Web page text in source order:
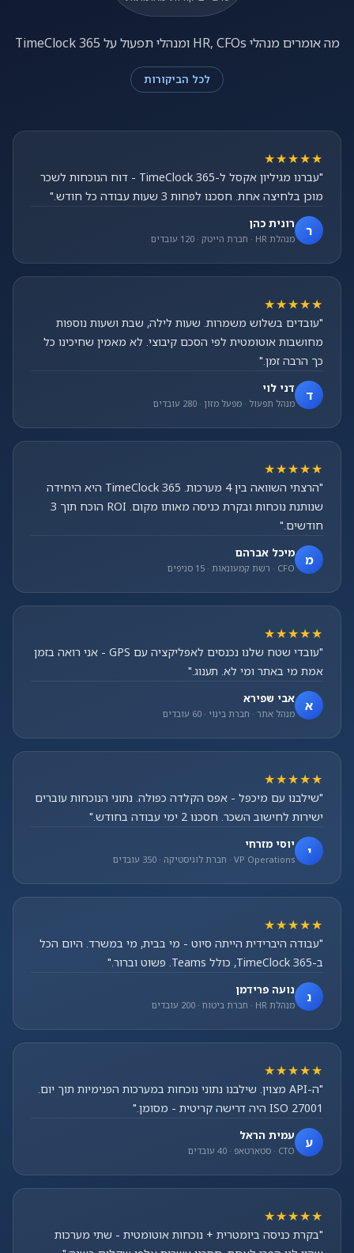
מה אומרים מנהלי HR, CFOs ומנהלי תפעול על TimeClock 365
לכל הביקורות
★★★★★
"עברנו מגיליון אקסל ל-TimeClock 365 - דוח הנוכחות לשכר
מוכן בלחיצה אחת. חסכנו לפחות 3 שעות עבודה כל חודש."
ר רונית כהן
מנהלת HR · חברת הייטק · 120 עובדים
★★★★★
"עובדים בשלוש משמרות. שעות לילה, שבת ושעות נוספות
מחושבות אוטומטית לפי הסכם קיבוצי. לא מאמין שחיכינו כל
כך הרבה זמן."
ד דני לוי
מנהל תפעול · מפעל מזון · 280 עובדים
★★★★★
"הרצתי השוואה בין 4 מערכות. TimeClock 365 היא היחידה
שנותנת נוכחות ובקרת כניסה מאותו מקום. ROI הוכח תוך 3
חודשים."
מ מיכל אברהם
CFO · רשת קמעונאות · 15 סניפים
★★★★★
"עובדי שטח שלנו נכנסים לאפליקציה עם GPS - אני רואה בזמן
אמת מי באתר ומי לא. תענוג."
א אבי שפירא
מנהל אתר · חברת בינוי · 60 עובדים
★★★★★
"שילבנו עם מיכפל - אפס הקלדה כפולה. נתוני הנוכחות עוברים
ישירות לחישוב השכר. חסכנו 2 ימי עבודה בחודש."
י יוסי מזרחי
VP Operations · חברת לוגיסטיקה · 350 עובדים
★★★★★
"עבודה היברידית הייתה סיוט - מי בבית, מי במשרד. היום הכל
ב-TimeClock 365, כולל Teams. פשוט וברור."
נ נועה פרידמן
מנהלת HR · חברת ביטוח · 200 עובדים
★★★★★
"ה-API מצוין. שילבנו נתוני נוכחות במערכות הפנימיות תוך יום.
ISO 27001 היה דרישה קריטית - מסומן."
ע עמית הראל
CTO · סטארטאפ · 40 עובדים
★★★★★
"בקרת כניסה ביומטרית + נוכחות אוטומטית - שתי מערכות